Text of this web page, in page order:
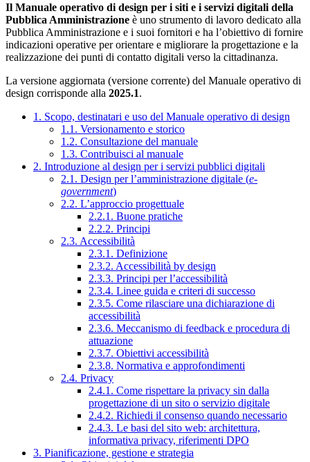
Il Manuale operativo di design per i siti e i servizi digitali della
Pubblica Amministrazione è uno strumento di lavoro dedicato alla
Pubblica Amministrazione e i suoi fornitori e ha l’obiettivo di fornire
indicazioni operative per orientare e migliorare la progettazione e la
realizzazione dei punti di contatto digitali verso la cittadinanza.
La versione aggiornata (versione corrente) del Manuale operativo di
design corrisponde alla 2025.1.
1. Scopo, destinatari e uso del Manuale operativo di design
1.1. Versionamento e storico
1.2. Consultazione del manuale
1.3. Contribuisci al manuale
2. Introduzione al design per i servizi pubblici digitali
2.1. Design per l’amministrazione digitale (e-
government)
2.2. L’approccio progettuale
2.2.1. Buone pratiche
2.2.2. Principi
2.3. Accessibilità
2.3.1. Definizione
2.3.2. Accessibilità by design
2.3.3. Principi per l’accessibilità
2.3.4. Linee guida e criteri di successo
2.3.5. Come rilasciare una dichiarazione di
accessibilità
2.3.6. Meccanismo di feedback e procedura di
attuazione
2.3.7. Obiettivi accessibilità
2.3.8. Normativa e approfondimenti
2.4. Privacy
2.4.1. Come rispettare la privacy sin dalla
progettazione di un sito o servizio digitale
2.4.2. Richiedi il consenso quando necessario
2.4.3. Le basi del sito web: architettura,
informativa privacy, riferimenti DPO
3. Pianificazione, gestione e strategia